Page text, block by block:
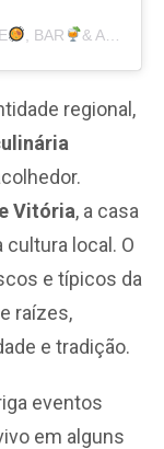
, BAR & ADEGA
regional,
Vitória, a casa
local. O
e típicos da
raízes,
e tradição.
eventos
em alguns